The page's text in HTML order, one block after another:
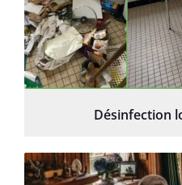
Désinfection